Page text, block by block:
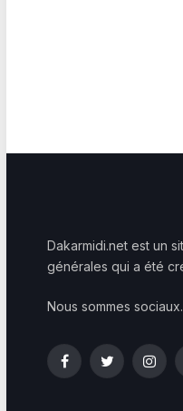
Dakarmidi.net est un
générales qui a été
Nous sommes
FacebookTwitter